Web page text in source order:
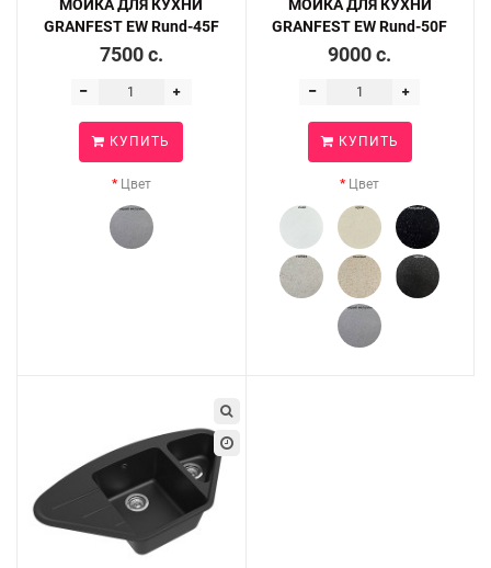
МОЙКА ДЛЯ КУХНИ
GRANFEST EW Rund-45F
7500 c.
КУПИТЬ
Цвет
МОЙКА ДЛЯ КУХНИ
GRANFEST EW Rund-50F
9000 c.
КУПИТЬ
Цвет